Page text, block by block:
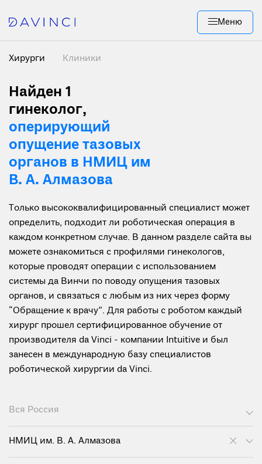
Меню
Хирурги Клиники
Найден 1
гинеколог,
оперирующий
опущение тазовых
органов в НМИЦ им
В. А. Алмазова
Только высококвалифицированный специалист может
определить, подходит ли роботическая операция в
каждом конкретном случае. В данном разделе сайта вы
можете ознакомиться с профилями гинекологов,
которые проводят операции с использованием
системы да Винчи по поводу опущения тазовых
органов, и связаться с любым из них через форму
“Обращение к врачу”. Для работы с роботом каждый
хирург прошел сертифицированное обучение от
производителя da Vinci - компании Intuitive и был
занесен в международную базу специалистов
роботической хирургии da Vinci.
Вся Россия
НМИЦ им. В. А. Алмазова